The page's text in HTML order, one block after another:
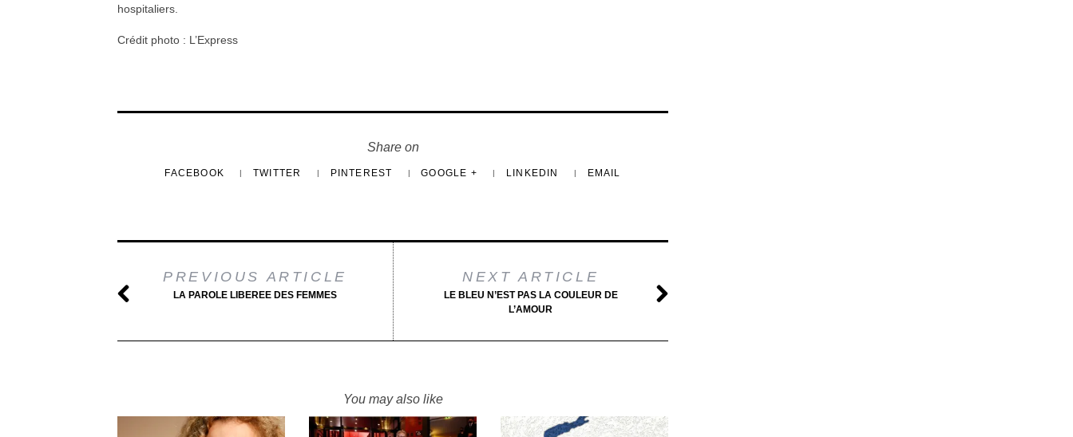
hospitaliers.
Crédit photo : L’Express
Share on
FACEBOOK TWITTER PINTEREST GOOGLE + LINKEDIN EMAIL
PREVIOUS ARTICLE
LA PAROLE LIBEREE DES FEMMES
NEXT ARTICLE
LE BLEU N’EST PAS LA COULEUR DE
L’AMOUR
You may also like